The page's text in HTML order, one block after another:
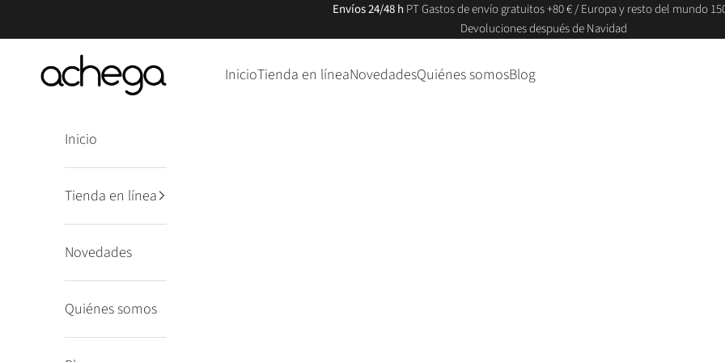
Envíos 24/48 h PT Gastos de envío gratuitos +80 € / Europa y resto del mundo
Devoluciones después de Navidad
Punto Achega InicioTienda en líneaNovedadesQuiénes somosBlog
Inicio
Tienda en línea
Novedades
Quiénes somos